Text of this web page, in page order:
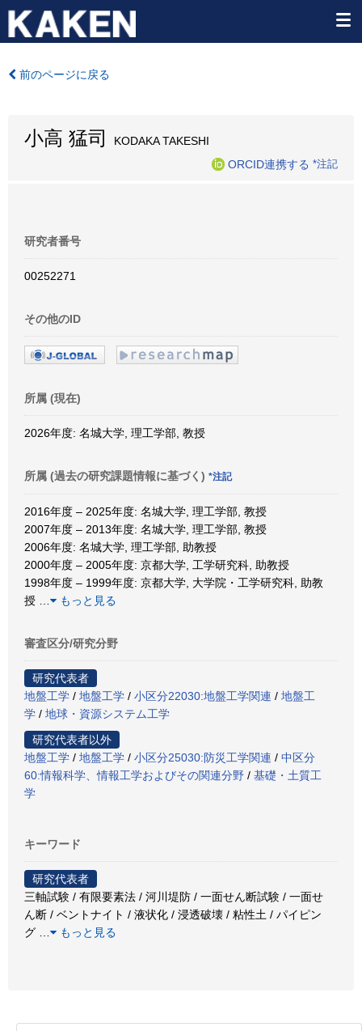
前のページに戻る
小高 猛司
KODAKA TAKESHI
ORCID連携する *注記
研究者番号
00252271
その他のID
所属 (現在)
2026年度: 名城大学, 理工学部, 教授
所属 (過去の研究課題情報に基づく) *注記
2016年度 – 2025年度: 名城大学, 理工学部, 教授
2007年度 – 2013年度: 名城大学, 理工学部, 教授
2006年度: 名城大学, 理工学部, 助教授
2000年度 – 2005年度: 京都大学, 工学研究科, 助教授
1998年度 – 1999年度: 京都大学, 大学院・工学研究科, 助教
授
もっと見る
審査区分/研究分野
研究代表者
地盤工学 / 地盤工学 / 小区分22030:地盤工学関連 / 地盤工
学 / 地球・資源システム工学
研究代表者以外
地盤工学 / 地盤工学 / 小区分25030:防災工学関連 / 中区分
60:情報科学、情報工学およびその関連分野 / 基礎・土質工
学
キーワード
研究代表者
三軸試験 / 有限要素法 / 河川堤防 / 一面せん断試験 / 一面せ
ん断 / ベントナイト / 液状化 / 浸透破壊 / 粘性土 / パイピン
グ
もっと見る